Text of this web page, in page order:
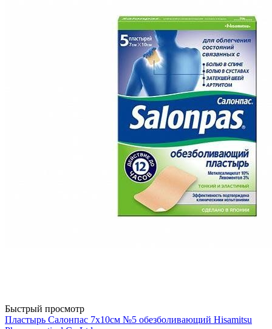
Быстрый просмотр
Пластырь Салонпас 7х10см №5 обезболивающий Hisamitsu